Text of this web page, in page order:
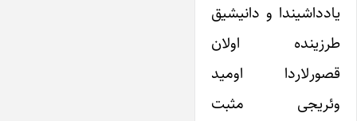
یادداشیندا و دانیشیق
طرزینده اولان
قصورلاردا اومید
وئریجی مثبت